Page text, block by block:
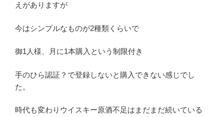
えがありますが
今はシンプルなものが2種類くらいで
御1人様、月に1本購入という制限付き
手のひら認証？で登録しないと購入できない感じでし
た。
時代も変わりウイスキー原酒不足はまだまだ続いている